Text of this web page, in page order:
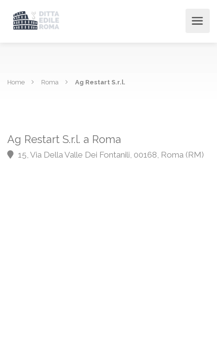
Home Roma Ag Restart S.r.l.
Ag Restart S.r.l. a Roma
15, Via Della Valle Dei Fontanili, 00168, Roma (RM)